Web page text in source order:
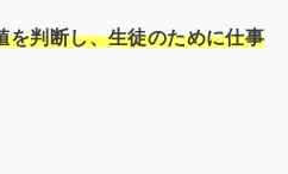
を判断し、生徒のために仕事